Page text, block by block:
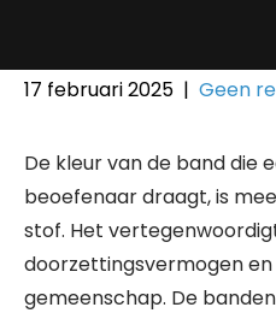
17 februari 2025 | Geen
De kleur van de band die
beoefenaar draagt, is
stof. Het
doorzettingsvermogen
gemeenschap. De